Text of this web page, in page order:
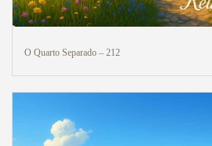
O Quarto Separado – 212